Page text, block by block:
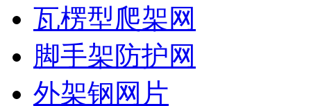
瓦楞型爬架网
脚手架防护网
外架钢网片